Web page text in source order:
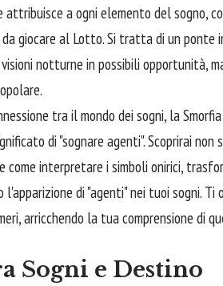
a ogni elemento del sogno,
da giocare al Lotto. Si tratta di un ponte
notturne in possibili opportunità,
tra il mondo dei sogni, la
di "sognare agenti". Scoprirai non
interpretare i simboli onirici,
di "agenti" nei tuoi sogni. Ti
arricchendo la tua comprensione di
Sogni e Destino